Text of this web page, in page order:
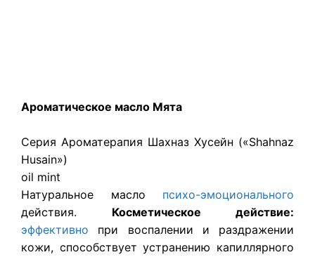
Ароматическое масло Мята
Серия Ароматерапия Шахназ Хусейн («Shahnaz
Husain»)
oil mint
Натуральное масло психо-эмоционального
действия. Косметическое действие:
эффективно при воспалении и раздражении
кожи, способствует устранению капиллярного